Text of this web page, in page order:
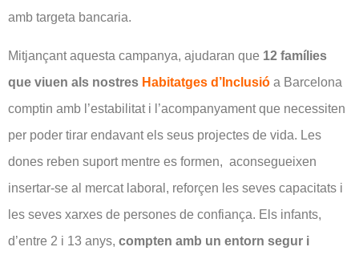
amb targeta bancaria.
Mitjançant aquesta campanya, ajudaran que 12 famílies
que viuen als nostres Habitatges d’Inclusió a Barcelona
comptin amb l’estabilitat i l’acompanyament que necessiten
per poder tirar endavant els seus projectes de vida. Les
dones reben suport mentre es formen, aconsegueixen
insertar-se al mercat laboral, reforçen les seves capacitats i
les seves xarxes de persones de confiança. Els infants,
d’entre 2 i 13 anys, compten amb un entorn segur i